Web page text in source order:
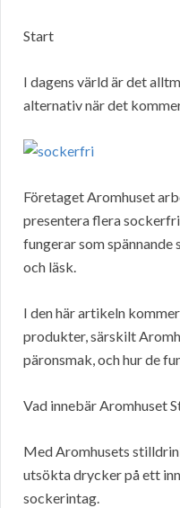
Start
I dagens värld är det
alternativ när det
Företaget Aromhuset
presentera flera
fungerar som
och läsk.
I den här artikeln
produkter, särskilt
päronsmak, och hur de
Vad innebär Aromhuset
Med Aromhusets
utsökta drycker på ett
sockerintag.